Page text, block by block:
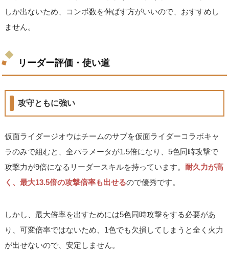
しか出ないため、コンボ数を伸ばす方がいいので、おすすめし
ません。
リーダー評価・使い道
攻守ともに強い
仮面ライダージオウはチームのサブを仮面ライダーコラボキャ
ラのみで組むと、全パラメータが1.5倍になり、5色同時攻撃で
攻撃力が9倍になるリーダースキルを持っています。耐久力が高
く、最大13.5倍の攻撃倍率も出せるので優秀です。
しかし、最大倍率を出すためには5色同時攻撃をする必要があ
り、可変倍率ではないため、1色でも欠損してしまうと全く火力
が出せないので、安定しません。